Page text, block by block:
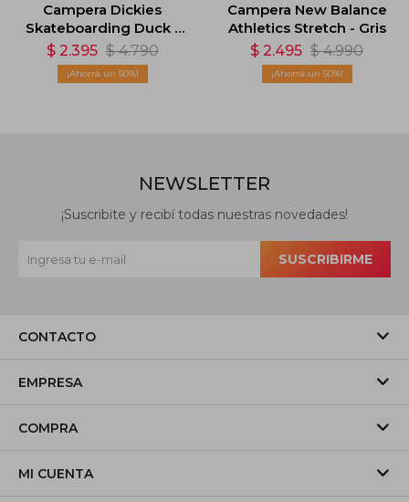
Campera Dickies
Skateboarding Duck -
Marrón
$ 2.395 $ 4.790
50
Campera New Balance
Athletics Stretch - Gris
$ 2.495 $ 4.990
50
CONTACTO
EMPRESA
COMPRA
MI CUENTA
NEWSLETTER
¡Suscribite y recibí todas nuestras novedades!
SUSCRIBIRME